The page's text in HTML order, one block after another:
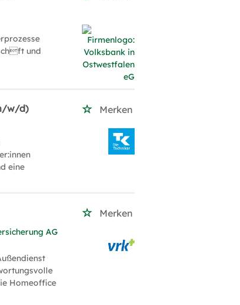
und
w/d) Merken
eine
Merken
AG
Homeoffice